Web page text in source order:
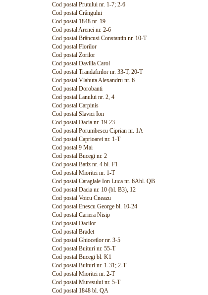
Cod postal Prutului nr. 1-7; 2-6
Cod postal Crângului
Cod postal 1848 nr. 19
Cod postal Arenei nr. 2-6
Cod postal Brâncusi Constantin nr. 10-T
Cod postal Florilor
Cod postal Zorilor
Cod postal Davilla Carol
Cod postal Trandafirilor nr. 33-T; 20-T
Cod postal Vlahuta Alexandru nr. 6
Cod postal Dorobanti
Cod postal Lanului nr. 2, 4
Cod postal Carpinis
Cod postal Slavici Ion
Cod postal Dacia nr. 19-23
Cod postal Porumbescu Ciprian nr. 1A
Cod postal Caprioarei nr. 1-T
Cod postal 9 Mai
Cod postal Bucegi nr. 2
Cod postal Batiz nr. 4 bl. F1
Cod postal Mioritei nr. 1-T
Cod postal Caragiale Ion Luca nr. 6Abl. QB
Cod postal Dacia nr. 10 (bl. B3), 12
Cod postal Voicu Cneazu
Cod postal Enescu George bl. 10-24
Cod postal Cariera Nisip
Cod postal Dacilor
Cod postal Bradet
Cod postal Ghioceilor nr. 3-5
Cod postal Buituri nr. 55-T
Cod postal Bucegi bl. K1
Cod postal Buituri nr. 1-31; 2-T
Cod postal Mioritei nr. 2-T
Cod postal Muresului nr. 5-T
Cod postal 1848 bl. QA